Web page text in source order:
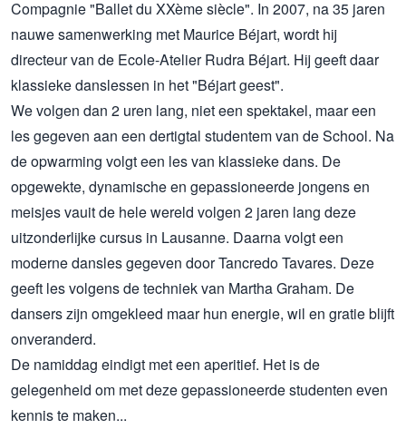
Compagnie "Ballet du XXème siècle". In 2007, na 35 jaren
nauwe samenwerking met Maurice Béjart, wordt hij
directeur van de Ecole-Atelier Rudra Béjart. Hij geeft daar
klassieke danslessen in het "Béjart geest".
We volgen dan 2 uren lang, niet een spektakel, maar een
les gegeven aan een dertigtal studentem van de School. Na
de opwarming volgt een les van klassieke dans. De
opgewekte, dynamische en gepassioneerde jongens en
meisjes vauit de hele wereld volgen 2 jaren lang deze
uitzonderlijke cursus in Lausanne. Daarna volgt een
moderne dansles gegeven door Tancredo Tavares. Deze
geeft les volgens de techniek van Martha Graham. De
dansers zijn omgekleed maar hun energie, wil en gratie blijft
onveranderd.
De namiddag eindigt met een aperitief. Het is de
gelegenheid om met deze gepassioneerde studenten even
kennis te maken...